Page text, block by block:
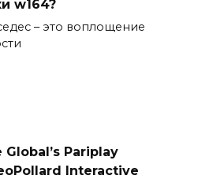
w164?
– это воплощение
Pariplay
Interactive